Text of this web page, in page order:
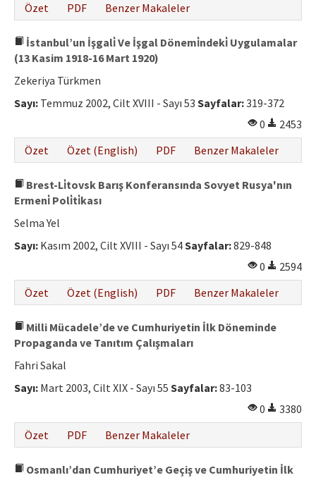
Özet
PDF Benzer Makaleler
İstanbul’un İşgali̇ Ve İşgal Dönemi̇ndeki̇ Uygulamalar
(13 Kasim 1918-16 Mart 1920)
Zekeriya Türkmen
Sayı: Temmuz 2002, Cilt XVIII - Sayı 53 Sayfalar:319-372
0
2453
Özet
Özet (English) PDF Benzer Makaleler
Brest-Li̇tovsk Barış Konferansında Sovyet Rusya'nın
Ermeni̇ Poli̇ti̇kası
Selma Yel
Sayı: Kasım 2002, Cilt XVIII - Sayı 54Sayfalar:829-848
0
2594
Özet
Özet (English) PDF Benzer Makaleler
Milli Mücadele’de ve Cumhuriyetin İlk Döneminde
Propaganda ve Tanıtım Çalışmaları
Fahri Sakal
Sayı: Mart 2003, Cilt XIX - Sayı 55 Sayfalar:83-103
0
3380
Özet
PDF Benzer Makaleler
Osmanlı’dan Cumhuriyet’e Geçiş ve Cumhuriyetin İlk